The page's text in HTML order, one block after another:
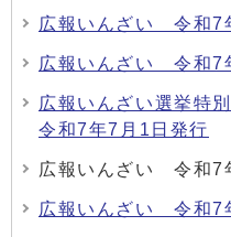
広報いんざい 令和
広報いんざい 令和
広報いんざい選挙特
令和7年7月1日発行
広報いんざい 令和
広報いんざい 令和